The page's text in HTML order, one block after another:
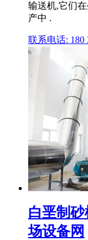
输送机,它们
产中 .
联系电话: 180
白垩制
场设备网